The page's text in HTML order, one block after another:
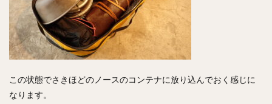
この状態でさきほどのノースのコンテナに放り込んでおく感じに
なります。